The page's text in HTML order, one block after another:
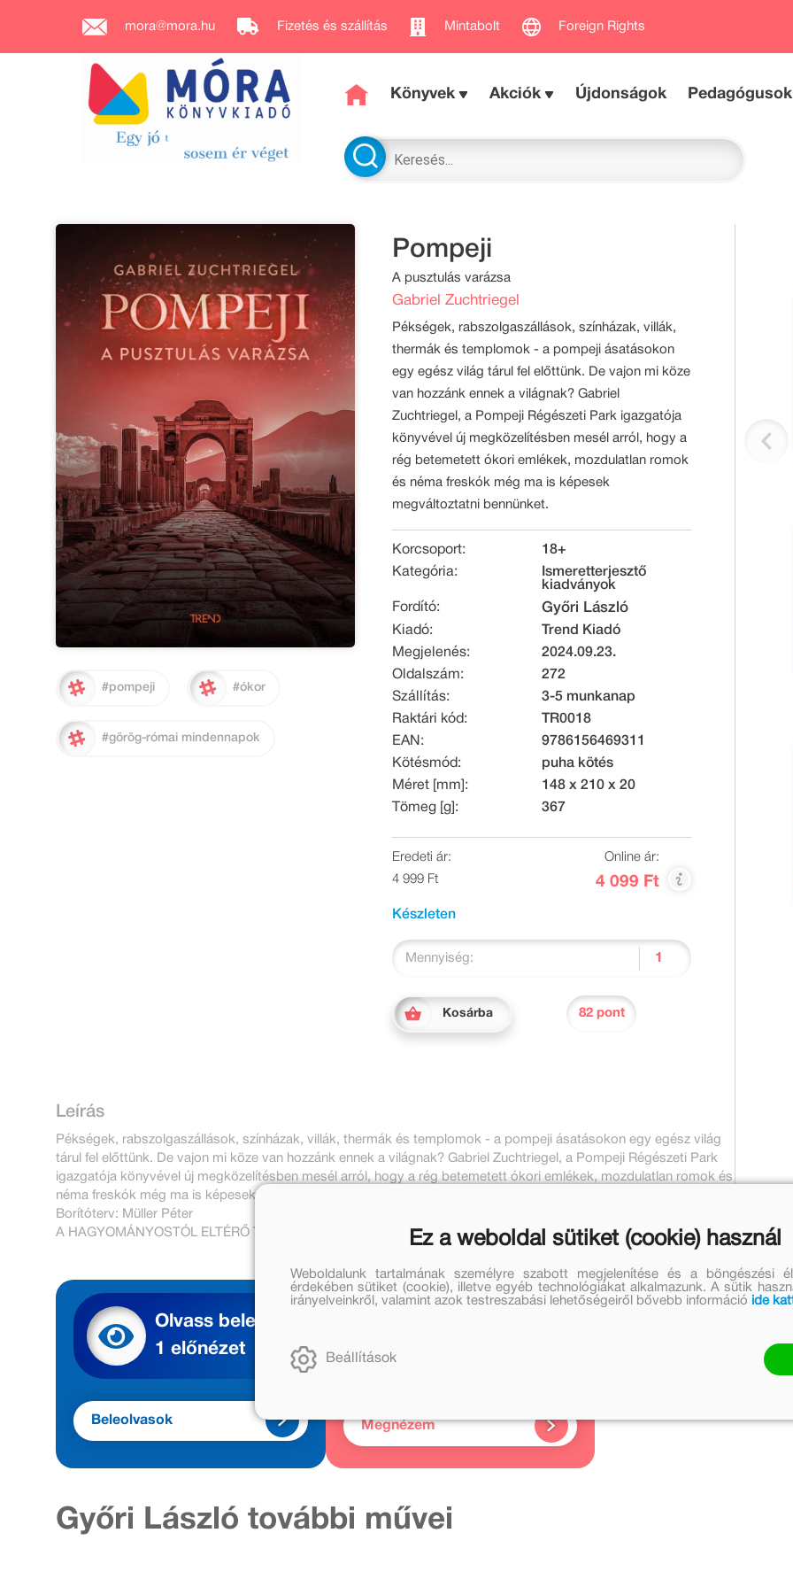
mora@mora.hu Fizetés és szállítás Mintabolt Foreign Rights
Könyvek Akciók Újdonságok
#pompeji #ókor
#görög-római mindennapok
Pompeji
A pusztulás varázsa
Gabriel Zuchtriegel
Pékségek, rabszolgaszállások, színházak, villák,
thermák és templomok - a pompeji ásatásokon
egy egész világ tárul fel előttünk. De vajon mi köze
van hozzánk ennek a világnak? Gabriel
Zuchtriegel, a Pompeji Régészeti Park igazgatója
könyvével új megközelítésben mesél arról, hogy a
rég betemetett ókori emlékek, mozdulatlan romok
és néma freskók még ma is képesek
megváltoztatni bennünket.
Korcsoport:
18+
Kategória:
Ismeretterjesztő
kiadványok
Fordító:
Győri László
Kiadó:
Trend Kiadó
Megjelenés:
2024.09.23.
Oldalszám:
272
Szállítás:
3-5 munkanap
Raktári kód:
TR0018
EAN:
9786156469311
Kötésmód:
puha kötés
Méret [mm]:
148 x 210 x 20
Tömeg [g]:
367
Eredeti ár:
4 999 Ft
Online ár:
4 099 Ft
Készleten
Mennyiség:
Kosárba 82 pont
Leírás
Pékségek, rabszolgaszállások, színházak, villák, thermák és templomok - a pompeji ásatásokon egy egész világ
tárul fel előttünk. De vajon mi köze van hozzánk ennek a világnak? Gabriel Zuchtriegel, a Pompeji Régészeti Park
igazgatója könyvével új megközelítésben mesél arról, hogy a rég betemetett ókori emlékek, mozdulatlan romok és
néma freskók még ma is képesek megváltoztatni bennünket.
Borítóterv: Müller Péter
A HAGYOMÁNYOSTÓL ELTÉRŐ TARTALMÚ KÖNYV!
Olvass bele
1 előnézet
Beleolvasok Megnézem
Győri László további művei
Ez a weboldal sütiket (cookie) használ
Weboldalunk tartalmának személyre szabott megjelenítése és a böngészési
érdekében sütiket (cookie), illetve egyéb technológiákat alkalmazunk. A sütik
irányelveinkről, valamint azok testreszabási lehetőségeiről bővebb információ ide
Beállítások